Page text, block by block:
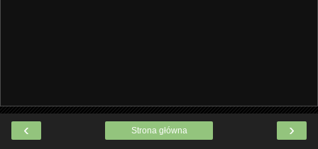
‹ ›
Strona główna